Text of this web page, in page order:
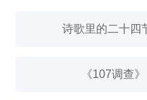
诗歌里的二十四
《107调查》